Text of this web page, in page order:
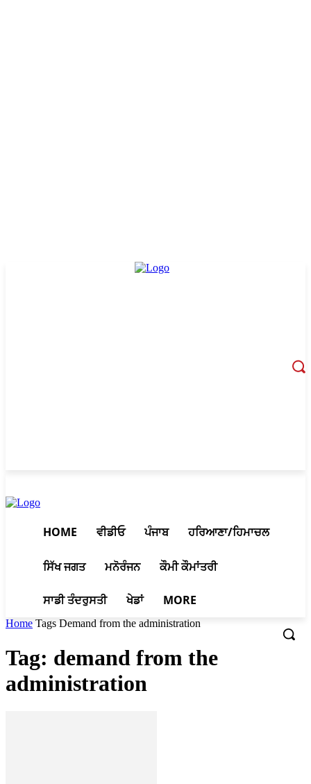
HOME ਵੀਡੀਓ ਪੰਜਾਬ ਹਰਿਆਣਾ/ਹਿਮਾਚਲ
ਸਿੱਖ ਜਗਤ ਮਨੋਰੰਜਨ ਕੌਮੀ ਕੌਮਾਂਤਰੀ
ਸਾਡੀ ਤੰਦਰੁਸਤੀ ਖੇਡਾਂ MORE
Home Tags Demand from the administration
Tag: demand from the
administration